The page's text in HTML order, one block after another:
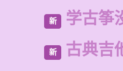
新 学古筝
新 古典吉